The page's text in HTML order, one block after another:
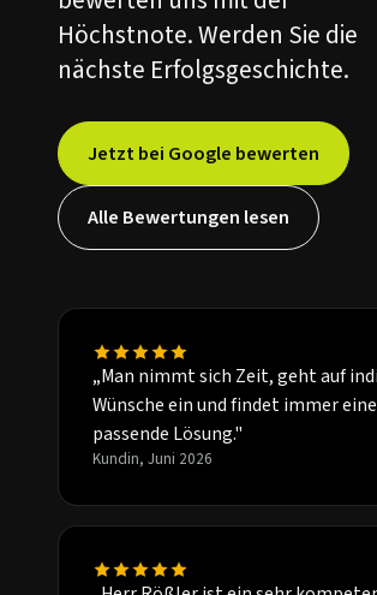
Höchstnote. Werden Sie die
nächste Erfolgsgeschichte.
Jetzt bei Google bewerten
Alle Bewertungen lesen
„Man nimmt sich Zeit, geht auf
Wünsche ein und findet immer eine
passende Lösung."
Kundin, Juni 2026